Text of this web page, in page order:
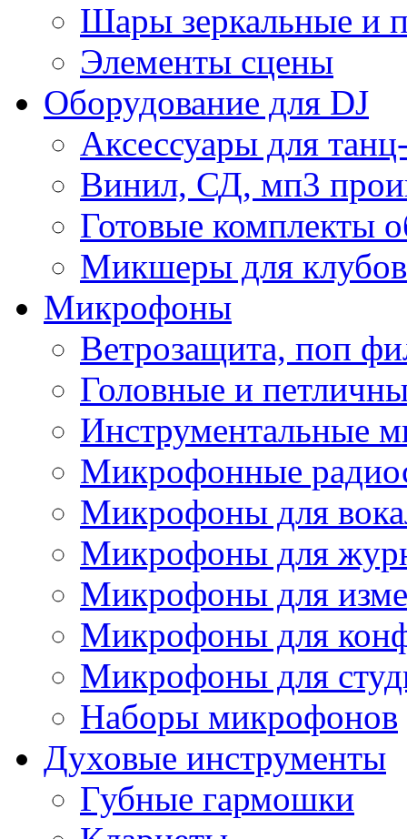
Шары зеркальные и
Элементы сцены
Оборудование для DJ
Аксессуары для
Винил, СД, мп3
Готовые комплекты
Микшеры для клубов
Микрофоны
Ветрозащита, поп
Головные и
Инструментальные
Микрофонные
Микрофоны для
Микрофоны для
Микрофоны для
Микрофоны для
Микрофоны для
Наборы микрофонов
Духовые инструменты
Губные гармошки